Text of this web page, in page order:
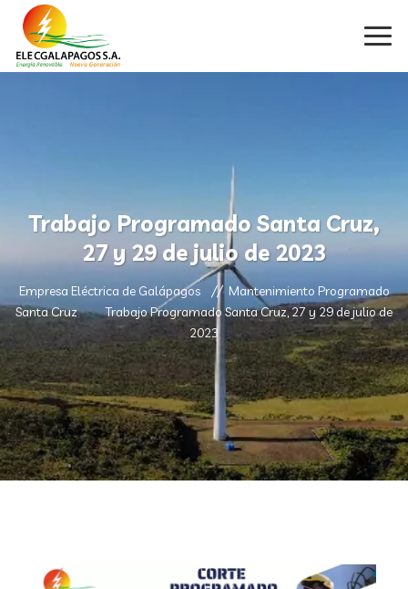
Trabajo Programado Santa Cruz,
27 y 29 de julio de 2023
Empresa Eléctrica de Galápagos
Mantenimiento Programado
Santa Cruz
Trabajo Programado Santa Cruz, 27 y 29 de julio de
2023